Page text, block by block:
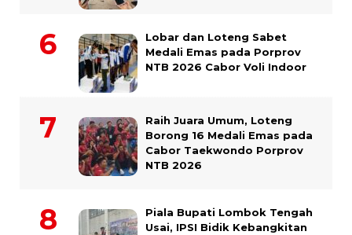
Lobar dan Loteng Sabet
Medali Emas pada Porprov
NTB 2026 Cabor Voli Indoor
Raih Juara Umum, Loteng
Borong 16 Medali Emas pada
Cabor Taekwondo Porprov
NTB 2026
Piala Bupati Lombok Tengah
Usai, IPSI Bidik Kebangkitan